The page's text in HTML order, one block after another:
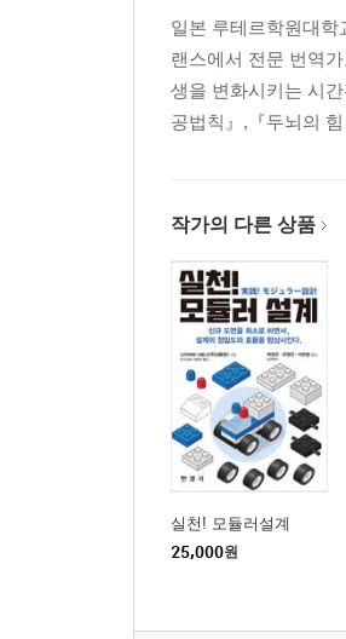
질문이 없다고 안심하지
배운 것을 실행할 때는 참
잘한 점을 먼저 말한 다음
가르치고 나서도 계속해
'행동파'와 '이론파' 가르치기
노력하면 보답을 받는다는
작은 성공 체험을 쌓도록
믿음을 말과 태도로 보여
일을 잘하건 못하건 무조
어떤 경우에도 질책은 피하
스스럼없이 자신의 생각
Type 1 완전 초보
Type 4 부정적인 결과를
일본 루테르학원대
랜스에서 전문 번역
생을 변화시키는 시
공법칙』,『두뇌의
작가의 다른 상품
실천! 모듈러설계
25,000원